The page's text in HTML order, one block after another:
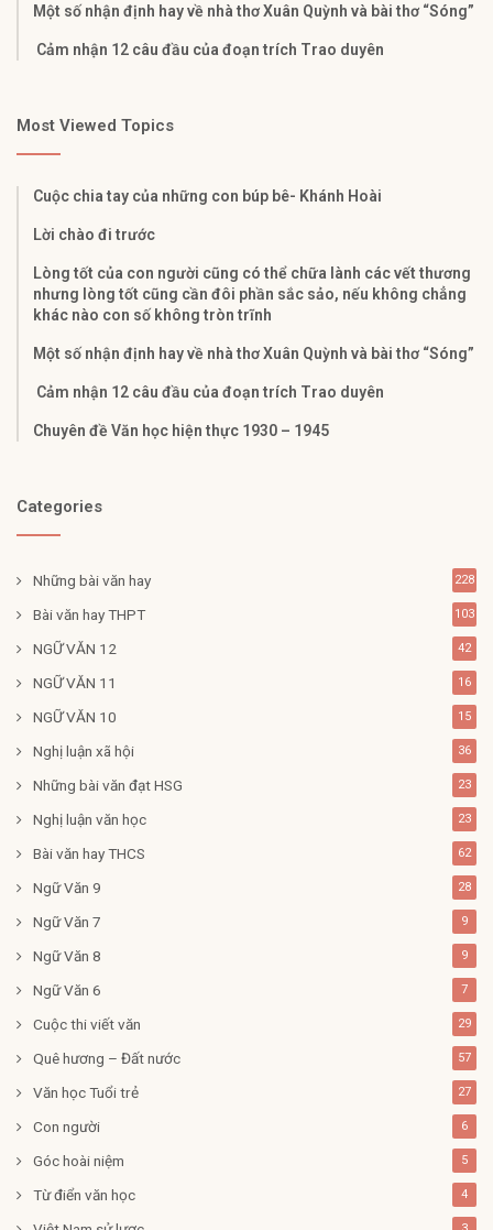
Một số nhận định hay về nhà thơ Xuân Quỳnh và bài thơ “Sóng”
Cảm nhận 12 câu đầu của đoạn trích Trao duyên
Most Viewed Topics
Cuộc chia tay của những con búp bê- Khánh Hoài
Lời chào đi trước
Lòng tốt của con người cũng có thể chữa lành các vết thương
nhưng lòng tốt cũng cần đôi phần sắc sảo, nếu không chẳng
khác nào con số không tròn trĩnh
Một số nhận định hay về nhà thơ Xuân Quỳnh và bài thơ “Sóng”
Cảm nhận 12 câu đầu của đoạn trích Trao duyên
Chuyên đề Văn học hiện thực 1930 – 1945
Categories
Những bài văn hay 228
Bài văn hay THPT 103
NGỮ VĂN 12 42
NGỮ VĂN 11 16
NGỮ VĂN 10 15
Nghị luận xã hội 36
Những bài văn đạt HSG 23
Nghị luận văn học 23
Bài văn hay THCS 62
Ngữ Văn 9 28
Ngữ Văn 7 9
Ngữ Văn 8 9
Ngữ Văn 6 7
Cuộc thi viết văn 29
Quê hương – Đất nước 57
Văn học Tuổi trẻ 27
Con người 6
Góc hoài niệm 5
Từ điển văn học 4